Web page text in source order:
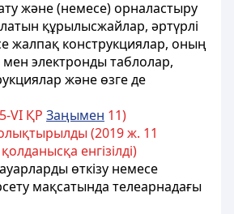
және (немесе) орналастыру
құрылысжайлар, әртүрлі
жалпақ конструкциялар, оның
мен электронды таблолар,
және өзге де
VІ ҚР Заңымен 11)
(2019 ж. 11
енгізілді)
өткізу немесе
мақсатында телеарнадағы